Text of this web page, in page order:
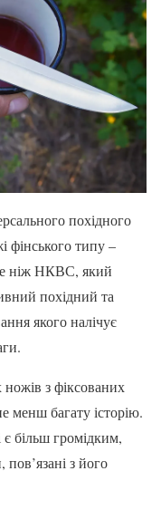
похідного
фінського типу –
ніж НКВС, який
похідний та
якого налічує
з фіксованих
менш багату історію.
є більш громідким,
з його